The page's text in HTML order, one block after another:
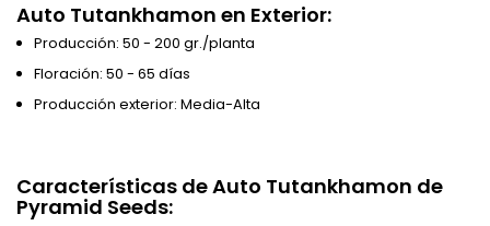
Auto Tutankhamon en Exterior:
Producción: 50 - 200 gr./planta
Floración: 50 - 65 días
Producción exterior: Media-Alta
Características de Auto Tutankhamon de
Pyramid Seeds: